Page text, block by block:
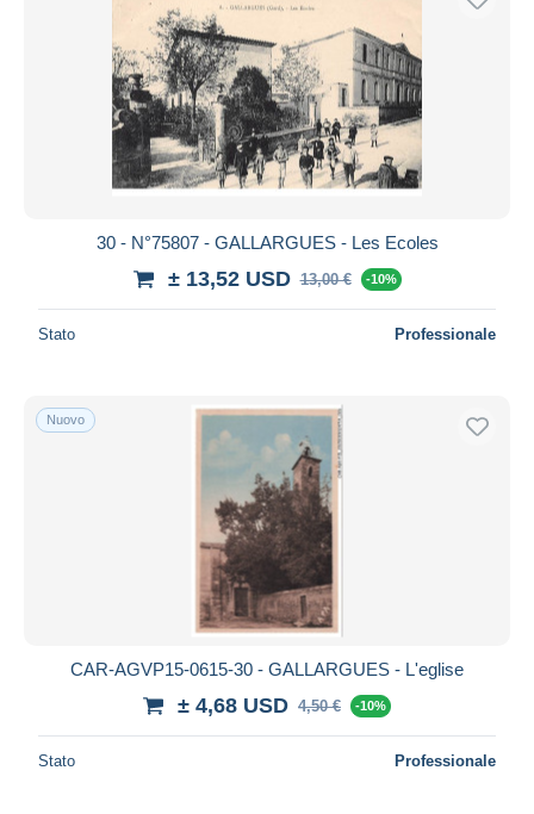
30 - N°75807 - GALLARGUES - Les Ecoles
± 13,52 USD 13,00 € -10%
Stato Professionale
Nuovo
CAR-AGVP15-0615-30 - GALLARGUES - L'eglise
± 4,68 USD 4,50 € -10%
Stato Professionale